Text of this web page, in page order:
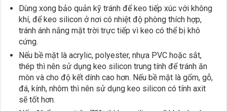
Dùng xong bảo quản kỹ tránh để keo tiếp xúc với không
khí, để keo silicon ở nơi có nhiệt độ phòng thích hợp,
tránh ánh nắng mặt trời trực tiếp vì keo có thể bị khô
cứng.
Nếu bề mặt là acrylic, polyester, nhựa PVC hoặc sắt,
thép thì nên sử dụng keo silicon trung tính để tránh ăn
mòn và cho độ kết dính cao hơn. Nếu bề mặt là gốm, gỗ,
đá, kính, nhôm thì nên sử dụng keo silicon có tính axit
sẽ tốt hơn.